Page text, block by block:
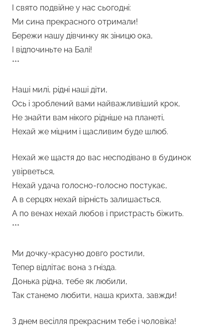
І свято подвійне у нас сьогодні:
Ми сина прекрасного отримали!
Бережи нашу дівчинку як зіницю ока,
І відпочиньте на Балі!
***
Наші милі, рідні наші діти,
Ось і зроблений вами найважливіший крок,
Не знайти вам нікого рідніше на планеті,
Нехай же міцним і щасливим буде шлюб.
Нехай же щастя до вас несподівано в будинок
увірветься,
Нехай удача голосно-голосно постукає,
А в серцях нехай вірність залишається,
А по венах нехай любов і пристрасть біжить.
***
Ми дочку-красуню довго ростили,
Тепер відлітає вона з гнізда.
Донька рідна, тебе як любили,
Так станемо любити, наша крихта, завжди!
З днем весілля прекрасним тебе і чоловіка!